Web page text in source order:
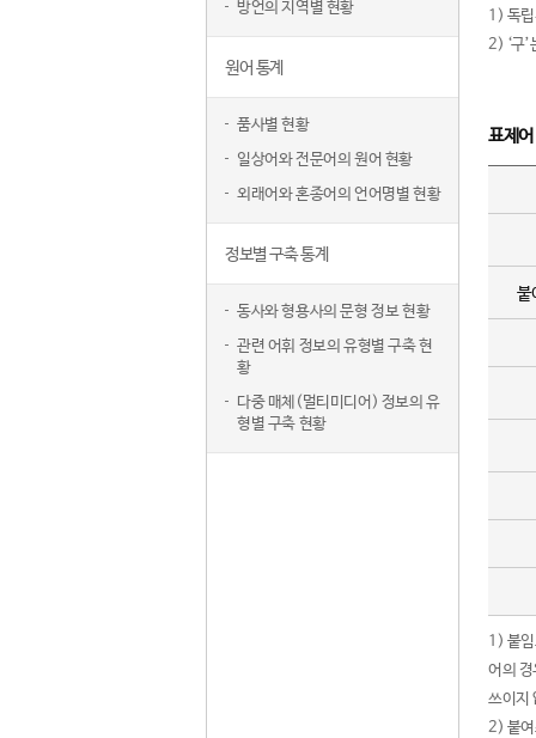
방언의 지역별 현황
원어 통계
품사별 현황
일상어와 전문어의 원어 현황
외래어와 혼종어의 언어명별 현황
정보별 구축 통계
동사와 형용사의 문형 정보 현황
관련 어휘 정보의 유형별 구축 현
황
다중 매체(멀티미디어) 정보의 유
형별 구축 현황
1) 독립
2) ‘구
표제
붙
1) 붙
어의
쓰이지
2) 붙여